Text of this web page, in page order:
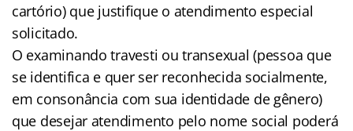
cartório) que justifique o atendimento especial
solicitado.
O examinando travesti ou transexual (pessoa que
se identifica e quer ser reconhecida socialmente,
em consonância com sua identidade de gênero)
que desejar atendimento pelo nome social poderá